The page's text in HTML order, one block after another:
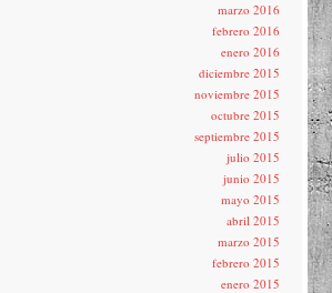
marzo 2016
febrero 2016
enero 2016
diciembre 2015
noviembre 2015
octubre 2015
septiembre 2015
julio 2015
junio 2015
mayo 2015
abril 2015
marzo 2015
febrero 2015
enero 2015